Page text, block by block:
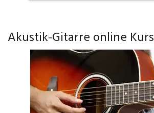
Akustik-Gitarre online Kurs